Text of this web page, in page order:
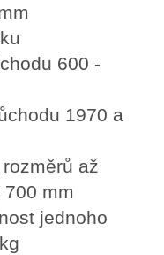
600 -
1970 a
až
mm
jednoho